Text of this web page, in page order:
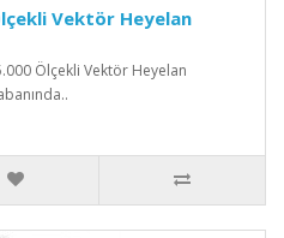
Vektör Heyelan
Ölçekli Vektör Heyelan